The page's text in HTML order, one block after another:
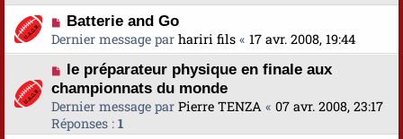
Batterie and Go
Dernier message par hariri fils « 17 avr. 2008, 19:44
le préparateur physique en finale aux
championnats du monde
Dernier message par Pierre TENZA « 07 avr. 2008, 23:17
Réponses : 1